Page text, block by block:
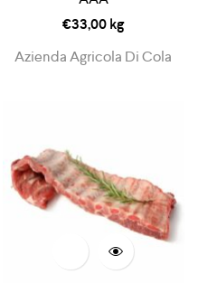
€33,00kg
Azienda Agricola Di Cola